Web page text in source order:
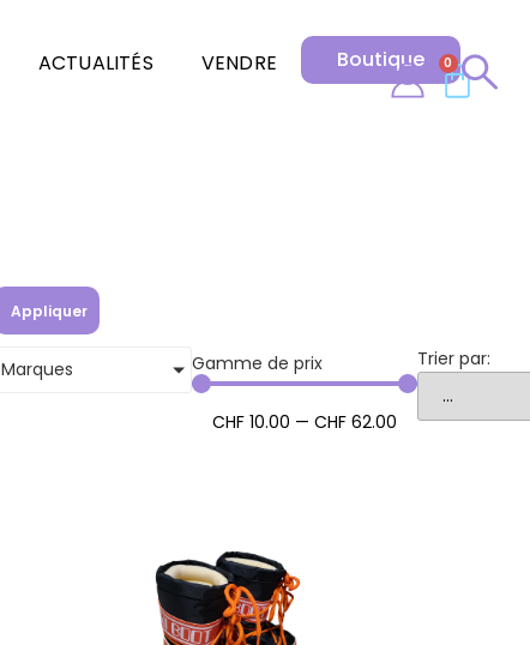
ACTUALITÉS VENDRE Boutique 0
Appliquer
Marques Gamme de prix
CHF10.00 —CHF62.00
Trier par: